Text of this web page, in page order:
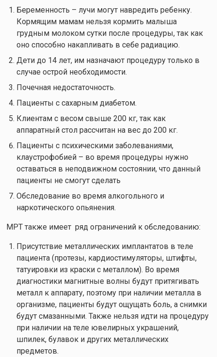
Беременность – лучи могут навредить ребенку.
Кормящим мамам нельзя кормить малыша
грудным молоком сутки после процедуры, так как
оно способно накапливать в себе радиацию.
Дети до 14 лет, им назначают процедуру только в
случае острой необходимости.
Почечная недостаточность.
Пациенты с сахарным диабетом.
Клиентам с весом свыше 200 кг, так как
аппаратный стол рассчитан на вес до 200 кг.
Пациенты с психическими заболеваниями,
клаустрофобией – во время процедуры нужно
оставаться в неподвижном состоянии, что данный
пациенты не смогут сделать
Обследование во время алкогольного и
наркотического опьянения.
МРТ также имеет ряд ограничений к обследованию:
Присутствие металлических имплантатов в теле
пациента (протезы, кардиостимуляторы, штифты,
татуировки из краски с металлом). Во время
диагностики магнитные волны будут притягивать
металл к аппарату, поэтому при наличии металла в
организме, пациенты будут ощущать боль, а снимки
будут смазанными. Также нельзя идти на процедуру
при наличии на теле ювелирных украшений,
шпилек, булавок и других металлических
предметов.